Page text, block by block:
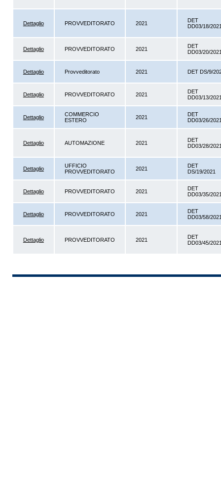
Dettaglio PROVVEDITORATO 2021
DET
DD03/18/
Dettaglio PROVVEDITORATO 2021
DET
DD03/20/
Dettaglio Provveditorato 2021 DET DS/9/
Dettaglio PROVVEDITORATO 2021
DET
DD03/13/
Dettaglio
COMMERCIO
ESTERO
2021
DET
DD03/26/
Dettaglio AUTOMAZIONE 2021
DET
DD03/28/
Dettaglio
UFFICIO
PROVVEDITORATO
2021
DET
DS/19/2021
Dettaglio PROVVEDITORATO 2021
DET
DD03/35/
Dettaglio PROVVEDITORATO 2021
DET
DD03/58/
Dettaglio PROVVEDITORATO 2021
DET
DD03/45/